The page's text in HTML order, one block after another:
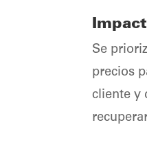
Se
precios
cliente y